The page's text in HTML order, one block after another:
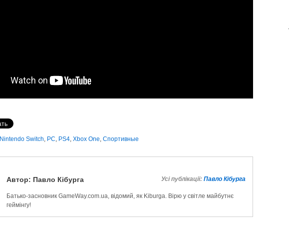
Nintendo Switch, PC, PS4, Xbox One, Спортивные
Автор: Павло Кібурга Усі публікації: Павло Кібурга
Батько-засновник GameWay.com.ua, відомий, як Kiburga. Вірю у світле майбутнє
геймінгу!